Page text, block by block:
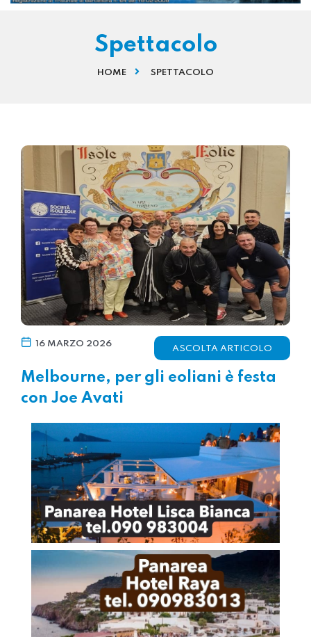
Spettacolo
HOME SPETTACOLO
16 MARZO 2026
ASCOLTA ARTICOLO
Melbourne, per gli eoliani è festa
con Joe Avati